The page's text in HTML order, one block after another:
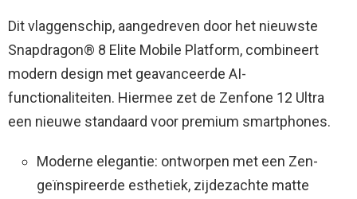
Dit vlaggenschip, aangedreven door het nieuwste
Snapdragon® 8 Elite Mobile Platform, combineert
modern design met geavanceerde AI-
functionaliteiten. Hiermee zet de Zenfone 12 Ultra
een nieuwe standaard voor premium smartphones.
Moderne elegantie: ontworpen met een Zen-
geïnspireerde esthetiek, zijdezachte matte